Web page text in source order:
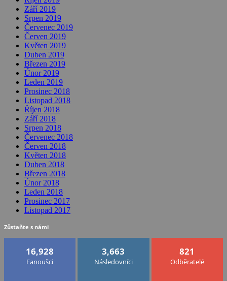
Září 2019
Srpen 2019
Červenec 2019
Červen 2019
Květen 2019
Duben 2019
Březen 2019
Únor 2019
Leden 2019
Prosinec 2018
Listopad 2018
Říjen 2018
Září 2018
Srpen 2018
Červenec 2018
Červen 2018
Květen 2018
Duben 2018
Březen 2018
Únor 2018
Leden 2018
Prosinec 2017
Listopad 2017
Zůstaňte s námi
16,928
Fanoušci
3,663
Následovníci
821
Odběratelé